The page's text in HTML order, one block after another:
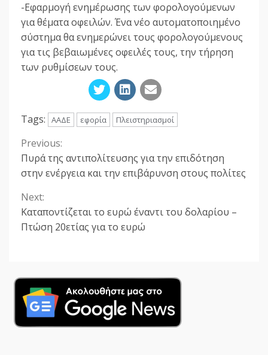
-Εφαρμογή ενημέρωσης των φορολογούμενων
για θέματα οφειλών. Ένα νέο αυτοματοποιημένο
σύστημα θα ενημερώνει τους φορολογούμενους
για τις βεβαιωμένες οφειλές τους, την τήρηση
των ρυθμίσεων τους.
Tags: ΑΑΔΕ εφορία Πλειστηριασμοί
Continue
Reading
Previous:
Πυρά της αντιπολίτευσης για την επιδότηση
στην ενέργεια και την επιβάρυνση στους πολίτες
Next:
Καταποντίζεται το ευρώ έναντι του δολαρίου –
Πτώση 20ετίας για το ευρώ